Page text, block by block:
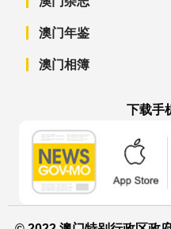
澳门年鉴
澳门相簿
下载手